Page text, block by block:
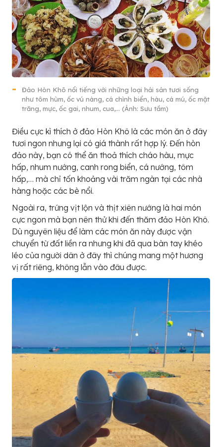
Đảo Hòn Khô nổi tiếng với những loại hải sản tươi sống
như tôm hùm, ốc vú nàng, cá chình biển, hàu, cá mú, ốc mặt
trăng, mực, ốc gai, nhum, cua,… (Ảnh: Sưu tầm)
Điều cực kì thích ở đảo Hòn Khô là các món ăn ở đây
tươi ngon nhưng lại có giá thành rất hợp lý. Đến hòn
đảo này, bạn có thể ăn thoả thích cháo hàu, mực
hấp, nhum nướng, canh rong biển, cá nướng, tôm
hấp,… mà chỉ tốn khoảng vài trăm ngàn tại các nhà
hàng hoặc các bè nổi.
Ngoài ra, trứng vịt lộn và thịt xiên nướng là hai món
cực ngon mà bạn nên thử khi đến thăm đảo Hòn Khô.
Dù nguyên liệu để làm các món ăn này được vận
chuyển từ đất liền ra nhưng khi đã qua bàn tay khéo
léo của người dân ở đây thì chúng mang một hương
vị rất riêng, không lẫn vào đâu được.